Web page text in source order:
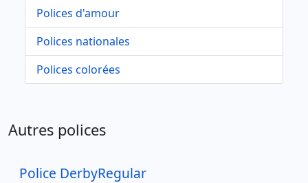
Polices d'amour
Polices nationales
Polices colorées
Autres polices
Police DerbyRegular